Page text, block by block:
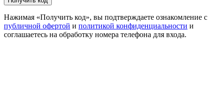
Нажимая «Получить код», вы подтверждаете ознакомление с
публичной офертой и политикой конфиденциальности и
соглашаетесь на обработку номера телефона для входа.